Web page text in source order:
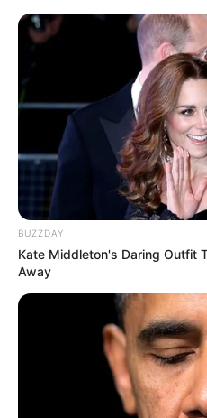
(foto:
2. Tak pernah ragu untuk
BUZZDAY
Kate Middleton's Daring Outfit
Away